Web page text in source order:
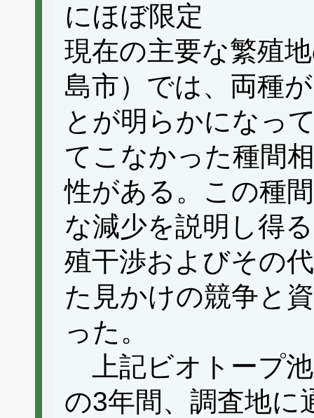
にほぼ限定
現在の主要な繁殖
島市）では、両種
とが明らかになっ
てこなかった種間
性がある。この種
な減少を説明し得
殖干渉およびその
た見かけの競争と
った。
上記ビオトープ
の3年間、調査地に